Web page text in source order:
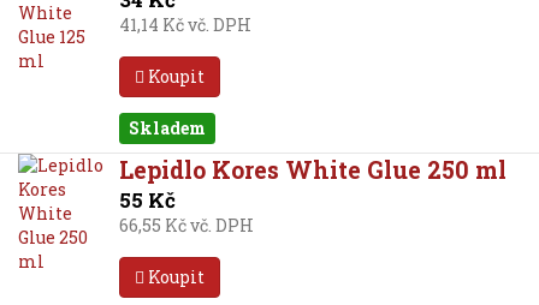
41,14 Kč vč. DPH
Koupit
Skladem
Lepidlo Kores White Glue 250 ml
55 Kč
66,55 Kč vč. DPH
Koupit